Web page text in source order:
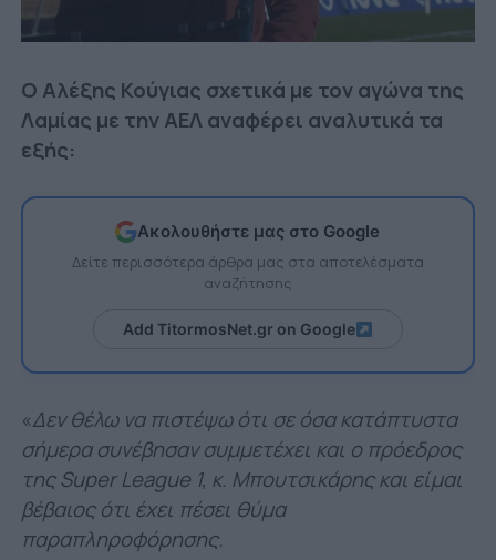
Ο Αλέξης Κούγιας σχετικά με τον αγώνα της
Λαμίας με την ΑΕΛ αναφέρει αναλυτικά τα
εξής:
Ακολουθήστε μας στο Google
Δείτε περισσότερα άρθρα μας στα αποτελέσματα
αναζήτησης
Add TitormosNet.gr on Google
«Δεν θέλω να πιστέψω ότι σε όσα κατάπτυστα
σήμερα συνέβησαν συμμετέχει και ο πρόεδρος
της Super League 1, κ. Μπουτσικάρης και είμαι
βέβαιος ότι έχει πέσει θύμα
παραπληροφόρησης.